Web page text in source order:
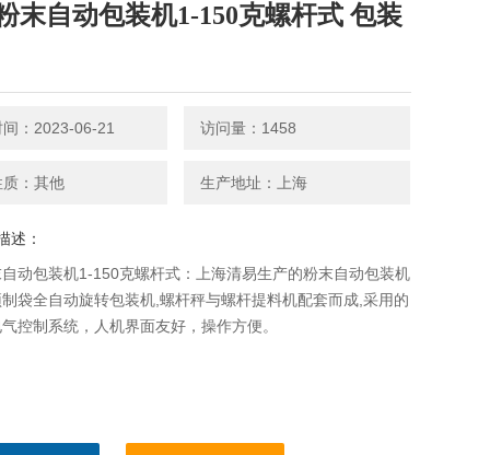
末自动包装机1-150克螺杆式 包装
：2023-06-21 访问量：1458
质：其他 生产地址：上海
述：
动包装机1-150克螺杆式：上海清易生产的粉末自动包装机​
袋全自动旋转包装机,螺杆秤与螺杆提料机配套而成,采用的
控制系统，人机界面友好，操作方便。